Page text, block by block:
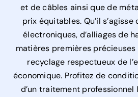
et de câbles ainsi que de
prix équitables. Qu’il
électroniques, d’alliages de
matières premières
recyclage respectueux de
économique. Profitez de
d’un traitement professionnel